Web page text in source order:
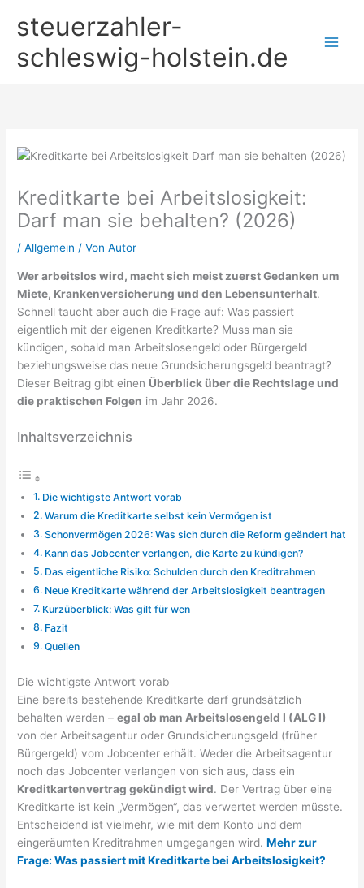
Inhaltsteuerzahler-
schleswig-holstein.de
Kreditkarte bei Arbeitslosigkeit:
Darf man sie behalten? (2026)
/Allgemein / VonAutor
Wer arbeitslos wird, macht sich meist zuerst Gedanken um
Miete, Krankenversicherung und den Lebensunterhalt.
Schnell taucht aber auch die Frage auf: Was passiert
eigentlich mit der eigenen Kreditkarte? Muss man sie
kündigen, sobald man Arbeitslosengeld oder Bürgergeld
beziehungsweise das neue Grundsicherungsgeld beantragt?
Dieser Beitrag gibt einen Überblick über die Rechtslage und
die praktischen Folgen im Jahr 2026.
Inhaltsverzeichnis
Die wichtigste Antwort vorab
Warum die Kreditkarte selbst kein Vermögen ist
Schonvermögen 2026: Was sich durch die Reform geändert hat
Kann das Jobcenter verlangen, die Karte zu kündigen?
Das eigentliche Risiko: Schulden durch den Kreditrahmen
Neue Kreditkarte während der Arbeitslosigkeit beantragen
Kurzüberblick: Was gilt für wen
Fazit
Quellen
Die wichtigste Antwort vorab
Eine bereits bestehende Kreditkarte darf grundsätzlich
behalten werden –egal ob man Arbeitslosengeld I (ALG I)
von der Arbeitsagentur oder Grundsicherungsgeld (früher
Bürgergeld) vom Jobcenter erhält. Weder die Arbeitsagentur
noch das Jobcenter verlangen von sich aus, dass ein
Kreditkartenvertrag gekündigt wird. Der Vertrag über eine
Kreditkarte ist kein „Vermögen“, das verwertet werden müsste.
Entscheidend ist vielmehr, wie mit dem Konto und dem
eingeräumten Kreditrahmen umgegangen wird.Mehr zur
Frage: Was passiert mit Kreditkarte bei Arbeitslosigkeit?